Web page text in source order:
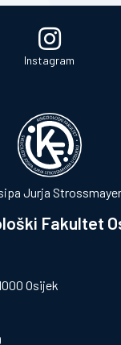
Instagram
Jurja
Fakultet
Osijek